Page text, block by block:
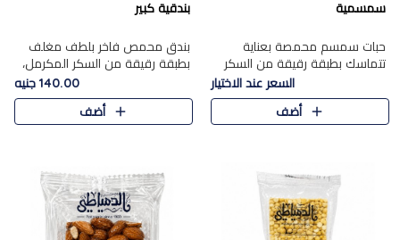
سمسمية
حبات سمسم محمصة بعناية
تتماسك بطبقة رقيقة من السكر
المكرمل، لتقدم طعم السمسم
المميز وقرمشتة التي ارتبطت ببهجة
المولد عبر الأجيال.
السعر عند الاختيار
أضف
بندقية كبير
بندق محمص فاخر بلطف مغلف
بطبقة رقيقة من السكر المكرمل،
يجمع بين النكهة الغنية ناتي
والقرمشة الراقية المرضية في
حلوى شرقية أنيقه بطابع مميز.
140.00 جنيه
أضف